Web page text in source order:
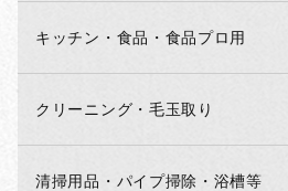
キッチン・食品・食品プロ用
クリーニング・毛玉取り
清掃用品・パイプ掃除・浴槽等